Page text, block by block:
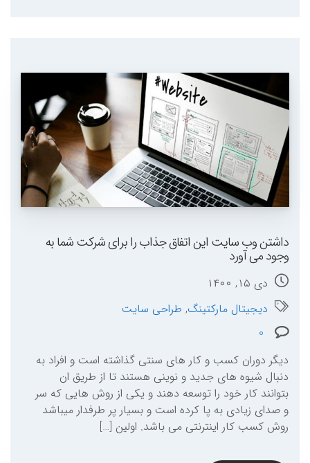
داشتن وب سایت این اتفاق جذاب را برای شرکت شما به
وجود می آورد
دی ۱۵, ۱۴۰۰
دیجیتال مارکتینگ, طراحی سایت
دیگر دوران کسب و کار های سنتی گذاشته است و افراد به
دنبال شیوه های جدید و نوینی هستند تا از طریق ان
بتوانند کار خود را توسعه دهند و یکی از روش هایی که سر
و صدای زیادی به پا کرده است و بسیار پر طرفدار میباشد
روش کسب کار اینترنتی می باشد. اولین […]